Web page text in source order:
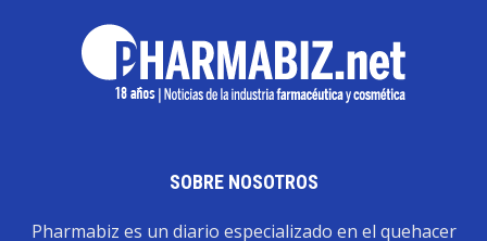
SOBRE NOSOTROS
Pharmabiz es un diario especializado en el quehacer